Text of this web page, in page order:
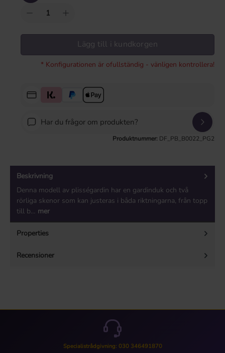
Lägg till i kundkorgen
* Konfigurationen är ofullständig - vänligen kontrollera!
Har du frågor om produkten?
Produktnummer: DF_PB_B0022_PG2
Beskrivning
Denna modell av plisségardin har en gardinduk och två
rörliga skenor som kan justeras i båda riktningarna, från topp
till b… mer
Properties
Recensioner
Specialistrådgivning: 030 346491870